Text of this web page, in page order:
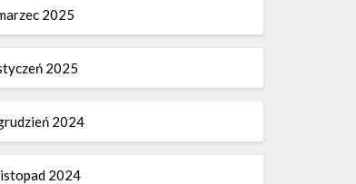
2025
2025
2024
2024